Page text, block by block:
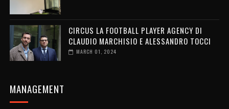
CIRCUS LA FOOTBALL PLAYER AGENCY DI
CLAUDIO MARCHISIO E ALESSANDRO TOCCI
MARCH 01, 2024
MANAGEMENT